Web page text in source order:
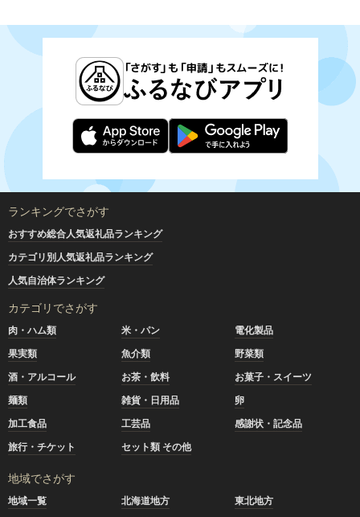
ランキングでさがす
おすすめ総合人気返礼品ランキング
カテゴリ別人気返礼品ランキング
人気自治体ランキング
カテゴリでさがす
肉・ハム類 米・パン
電化製品
果実類
魚介類
野菜類
酒・アルコール
お茶・飲料
お菓子・スイーツ
麺類
雑貨・日用品
卵
加工食品
工芸品
感謝状・記念品
旅行・チケット
セット類 その他
地域でさがす
地域一覧 北海道地方
東北地方